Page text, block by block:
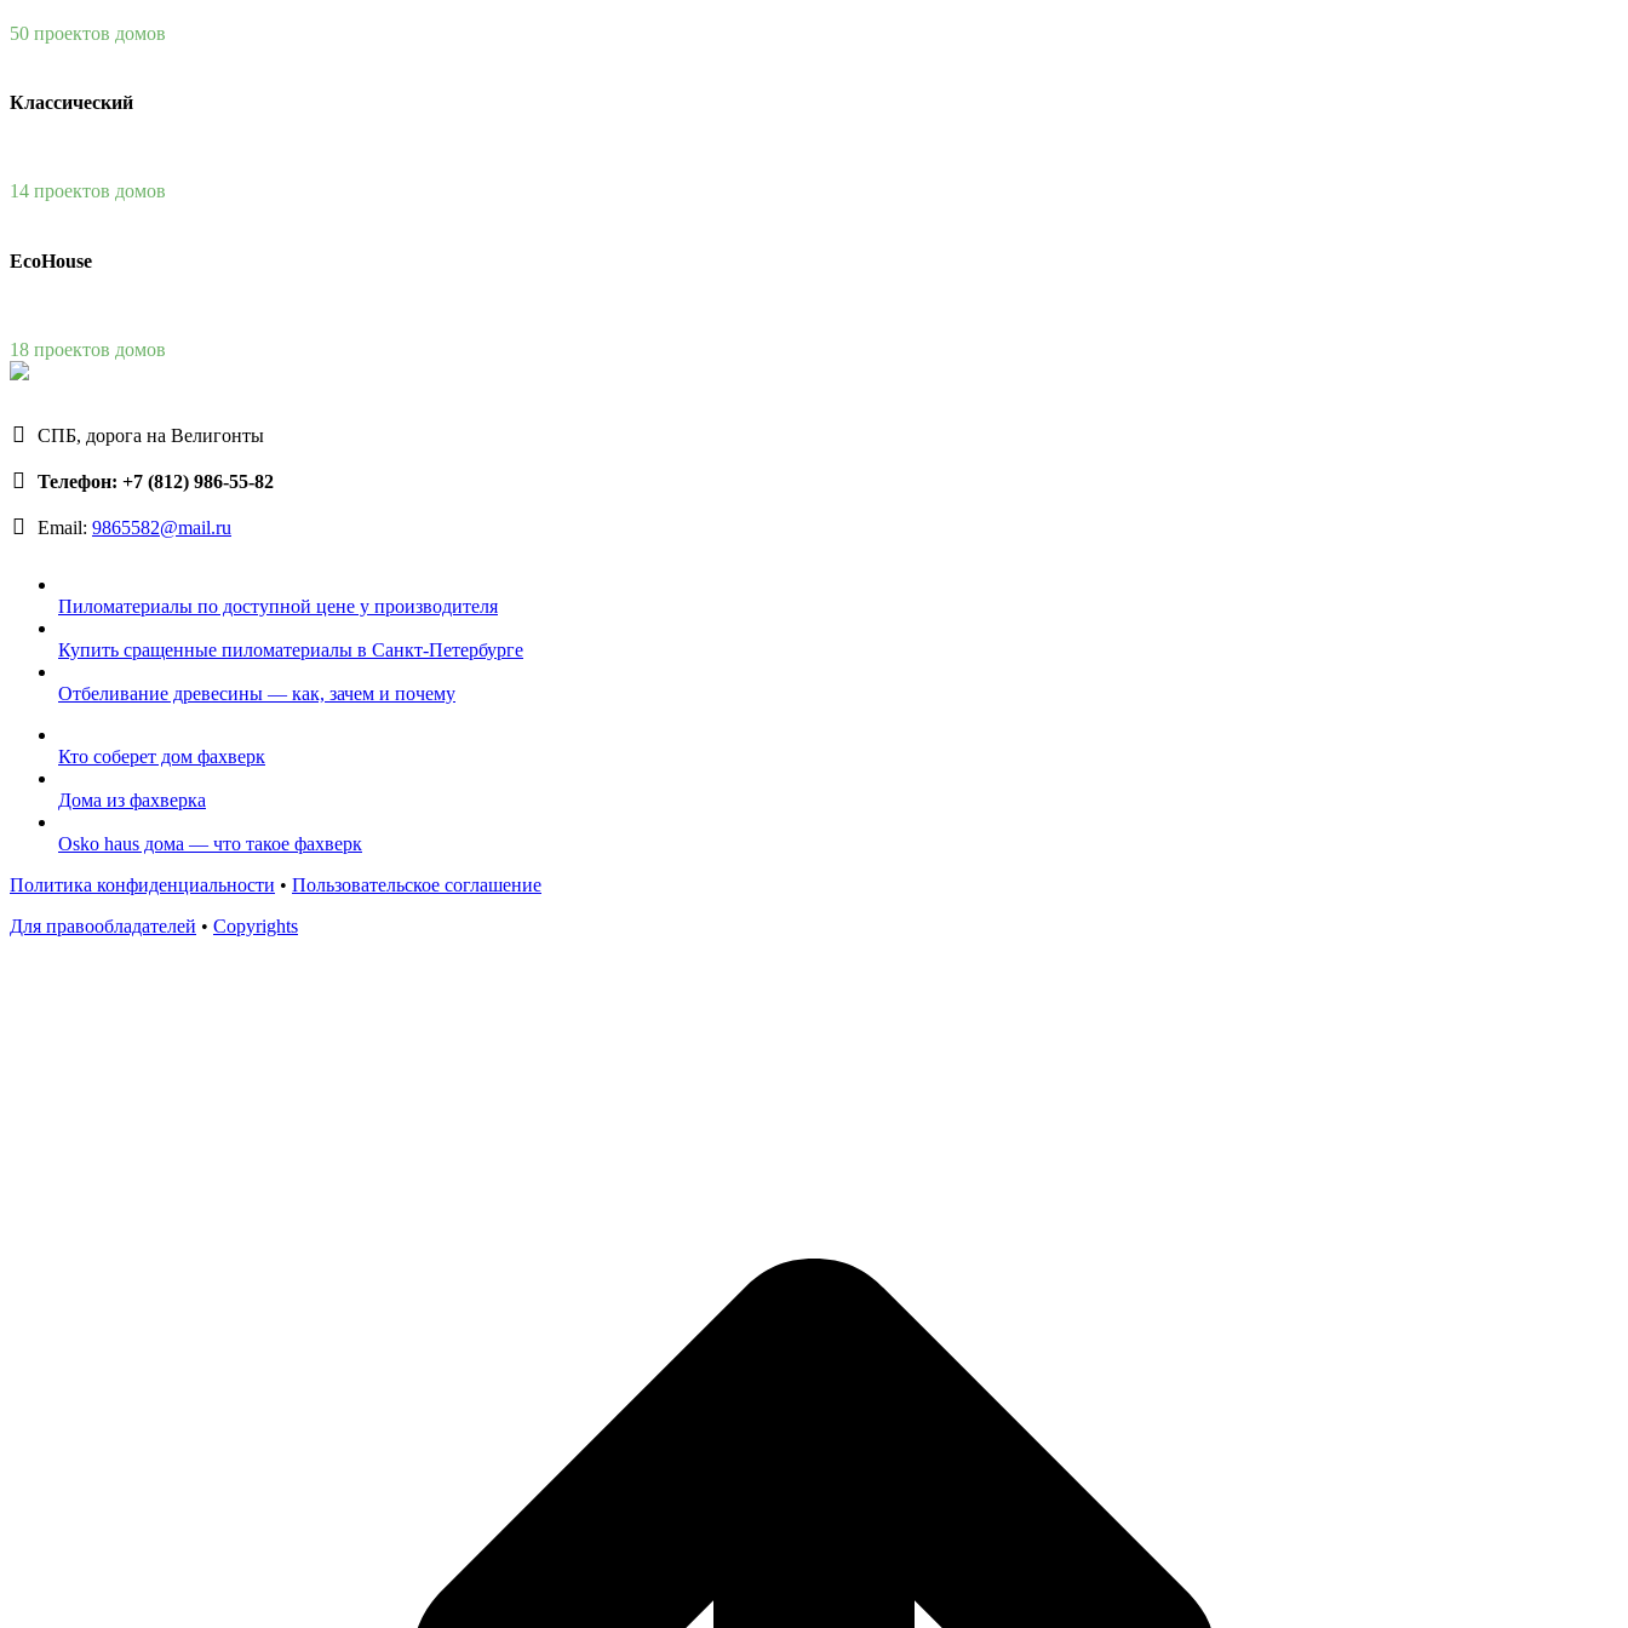
50 проектов домов
Классический
14 проектов домов
EcoHouse
18 проектов домов
СПБ, дорога на Велигонты
Телефон: +7 (812) 986-55-82
Email: 9865582@mail.ru
Пиломатериалы по доступной цене у производителя
Купить сращенные пиломатериалы в Санкт-Петербурге
Отбеливание древесины — как, зачем и почему
Кто соберет дом фахверк
Дома из фахверка
Osko haus дома — что такое фахверк
Политика конфиденциальности • Пользовательское соглашение
Для правообладателей • Copyrights